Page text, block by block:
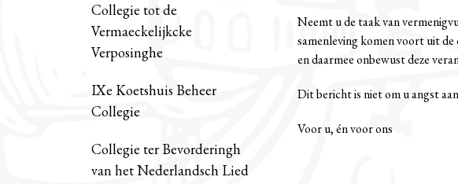
Collegie tot de
Vermaeckelijkcke
Verposinghe
IXe Koetshuis Beheer
Collegie
Collegie ter Bevorderingh
van het Nederlandsch Lied
Neemt u de taak van
samenleving komen voort uit
en daarmee onbewust deze
Dit bericht is niet om u angst
Voor u, én voor ons